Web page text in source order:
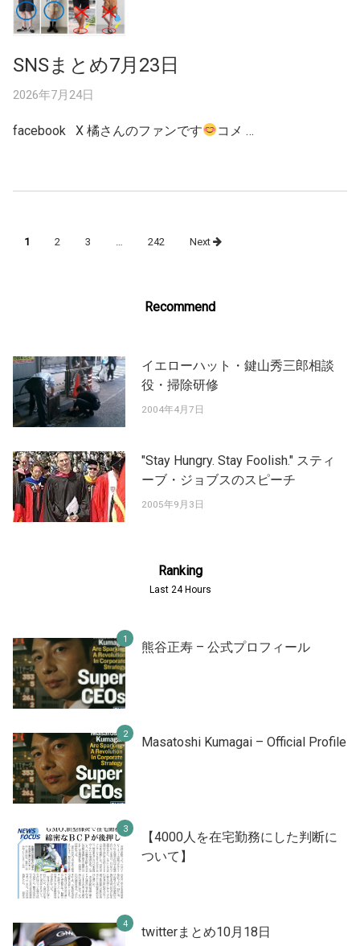
SNSまとめ7月23日
2026年7月24日
facebook X 橘さんのファンです コメ …
navigation
1 2 3 242 Next
Recommend
イエローハット・鍵山秀三郎相談
役・掃除研修
2004年4月7日
"Stay Hungry. Stay Foolish." スティ
ーブ・ジョブスのスピーチ
2005年9月3日
Ranking
Last 24 Hours
熊谷正寿 – 公式プロフィール
Masatoshi Kumagai – Official Profile
【4000人を在宅勤務にした判断に
ついて】
twitterまとめ10月18日